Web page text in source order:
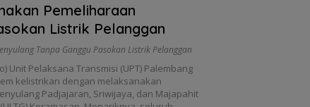
Pemeliharaan
Listrik Pelanggan
Tanpa Ganggu Pasokan Listrik Pelanggan
Unit Pelaksana Transmisi (UPT) Palembang
kelistrikan dengan melaksanakan
Padjajaran, Sriwijaya, dan Majapahit